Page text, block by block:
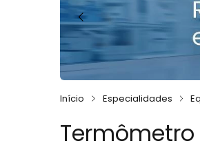
Início Especialidades
Termômetro